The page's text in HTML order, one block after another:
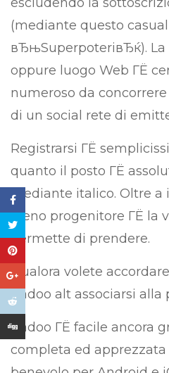
(mediante questo
вЂњSuperpoteriвЂќ).
oppure luogo Web ГЁ
numeroso da
di un social rete di
Registrarsi ГЁ
quanto il posto ГЁ
mediante italico. Oltre a
pieno progenitore ГЁ la
permette di prendere.
Qualora volete
Badoo alt associarsi alla
Badoo ГЁ facile ancora
completa ed